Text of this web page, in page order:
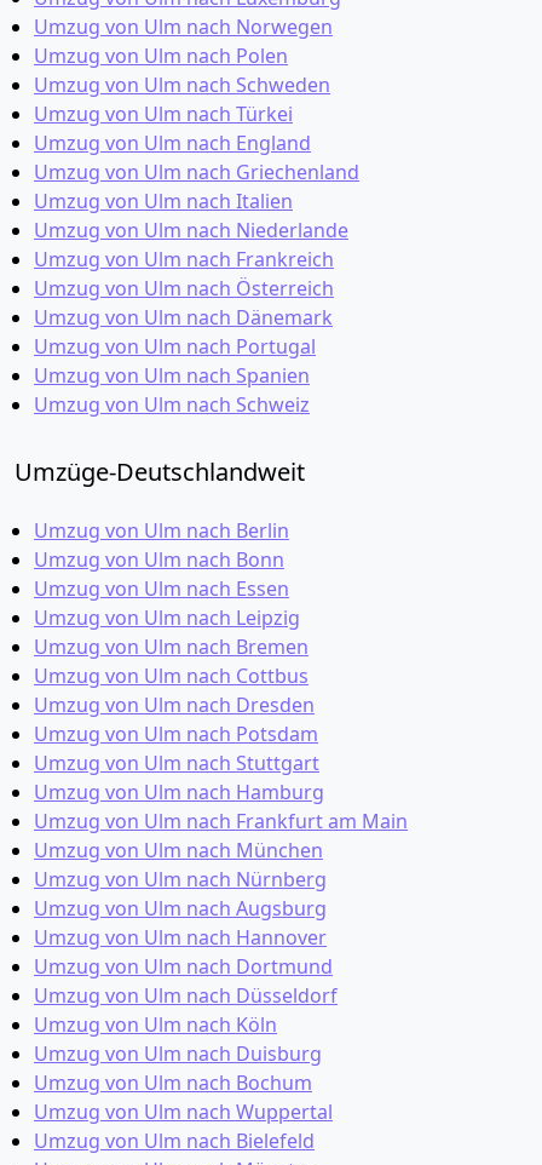
Umzug von Ulm nach Norwegen
Umzug von Ulm nach Polen
Umzug von Ulm nach Schweden
Umzug von Ulm nach Türkei
Umzug von Ulm nach England
Umzug von Ulm nach Griechenland
Umzug von Ulm nach Italien
Umzug von Ulm nach Niederlande
Umzug von Ulm nach Frankreich
Umzug von Ulm nach Österreich
Umzug von Ulm nach Dänemark
Umzug von Ulm nach Portugal
Umzug von Ulm nach Spanien
Umzug von Ulm nach Schweiz
Umzüge-Deutschlandweit
Umzug von Ulm nach Berlin
Umzug von Ulm nach Bonn
Umzug von Ulm nach Essen
Umzug von Ulm nach Leipzig
Umzug von Ulm nach Bremen
Umzug von Ulm nach Cottbus
Umzug von Ulm nach Dresden
Umzug von Ulm nach Potsdam
Umzug von Ulm nach Stuttgart
Umzug von Ulm nach Hamburg
Umzug von Ulm nach Frankfurt am Main
Umzug von Ulm nach München
Umzug von Ulm nach Nürnberg
Umzug von Ulm nach Augsburg
Umzug von Ulm nach Hannover
Umzug von Ulm nach Dortmund
Umzug von Ulm nach Düsseldorf
Umzug von Ulm nach Köln
Umzug von Ulm nach Duisburg
Umzug von Ulm nach Bochum
Umzug von Ulm nach Wuppertal
Umzug von Ulm nach Bielefeld